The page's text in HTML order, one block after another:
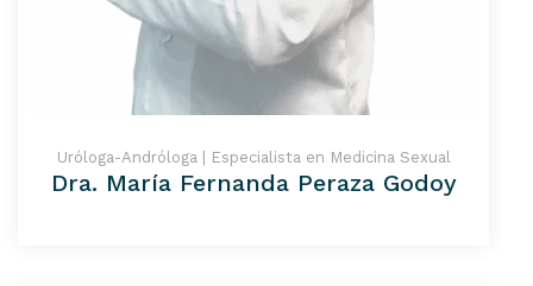
Uróloga-Andróloga | Especialista en Medicina Sexual
Dra. María Fernanda Peraza Godoy